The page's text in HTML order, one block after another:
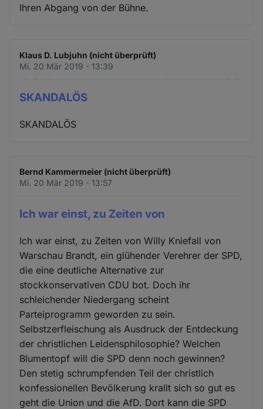
Ihren Abgang von der Bühne.
Klaus D. Lubjuhn (nicht überprüft)
Mi. 20 Mär 2019 - 13:39
SKANDALÖS
SKANDALÖS
Bernd Kammermeier (nicht überprüft)
Mi. 20 Mär 2019 - 13:57
Ich war einst, zu Zeiten von
Ich war einst, zu Zeiten von Willy Kniefall von
Warschau Brandt, ein glühender Verehrer der SPD,
die eine deutliche Alternative zur
stockkonservativen CDU bot. Doch ihr
schleichender Niedergang scheint
Parteiprogramm geworden zu sein.
Selbstzerfleischung als Ausdruck der Entdeckung
der christlichen Leidensphilosophie? Welchen
Blumentopf will die SPD denn noch gewinnen?
Den stetig schrumpfenden Teil der christlich
konfessionellen Bevölkerung krallt sich so gut es
geht die Union und die AfD. Dort kann die SPD